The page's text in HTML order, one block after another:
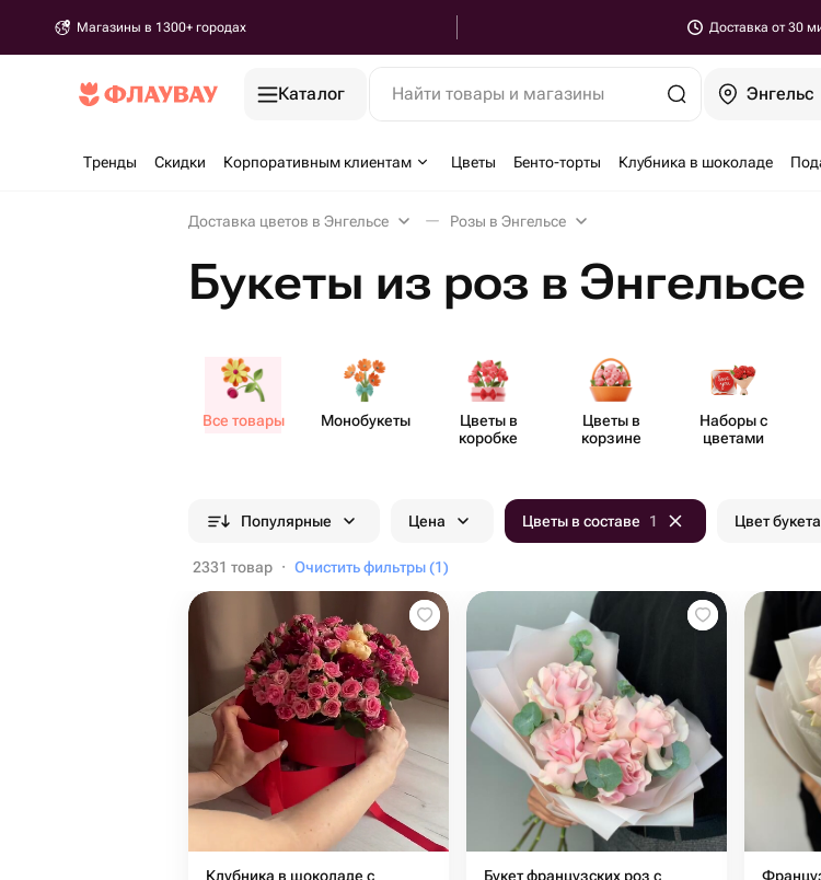
Магазины в 1300+ городах Доставка от 30
Каталог Найти товары и магазины Энгельс
Тренды Скидки Корпоративным клиентам Цветы Бенто-торты Клубника в шоколаде
Доставка цветов в Энгельсе Розы в Энгельсе
Букеты из роз в Энгельсе
Все товары Моно​букеты
Цветы в
коробке
Цветы в
корзине
Наборы с
цветами
Популярные Цена Цветы в составе 1 Цвет букета
2331 товар · Очистить фильтры (1)
Клубника в шоколаде с
Букет французских роз с